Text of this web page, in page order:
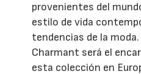
provenientes del
estilo de vida
tendencias de la
Charmant será el
esta colección en